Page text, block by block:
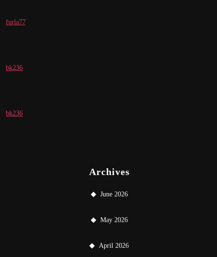
furla77
bk236
bk236
Archives
June 2026
May 2026
April 2026